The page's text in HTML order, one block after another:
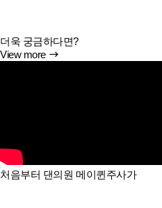
더욱 궁금하다면?
View more
처음부터 댄의원 메이퀸주사가